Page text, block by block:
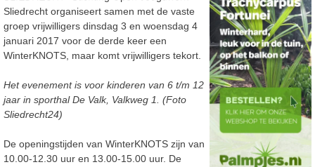
Sliedrecht organiseert samen met de vaste
groep vrijwilligers dinsdag 3 en woensdag 4
januari 2017 voor de derde keer een
WinterKNOTS, maar komt vrijwilligers tekort.
Het evenement is voor kinderen van 6 t/m 12
jaar in sporthal De Valk, Valkweg 1. (Foto
Sliedrecht24)
De openingstijden van WinterKNOTS zijn van
10.00-12.30 uur en 13.00-15.00 uur. De